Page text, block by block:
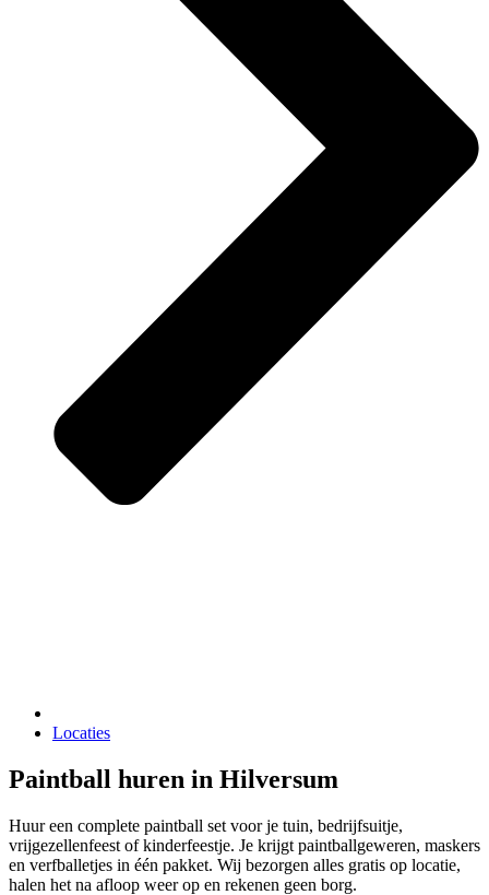
Locaties
Paintball huren in Hilversum
Huur een complete paintball set voor je tuin, bedrijfsuitje,
vrijgezellenfeest of kinderfeestje. Je krijgt paintballgeweren, maskers
en verfballetjes in één pakket. Wij bezorgen alles gratis op locatie,
halen het na afloop weer op en rekenen geen borg.